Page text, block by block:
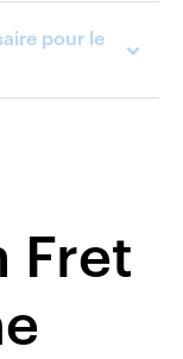
pour le
Fret